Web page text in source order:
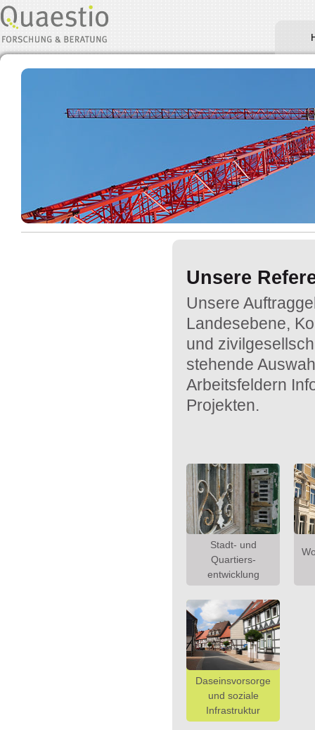
Unsere
Unsere
Landesebene,
und
stehende
Arbeitsfeldern
Projekten.
Stadt- und
Quartiers-
entwicklung
Daseinsvorsorge
und soziale
Infrastruktur